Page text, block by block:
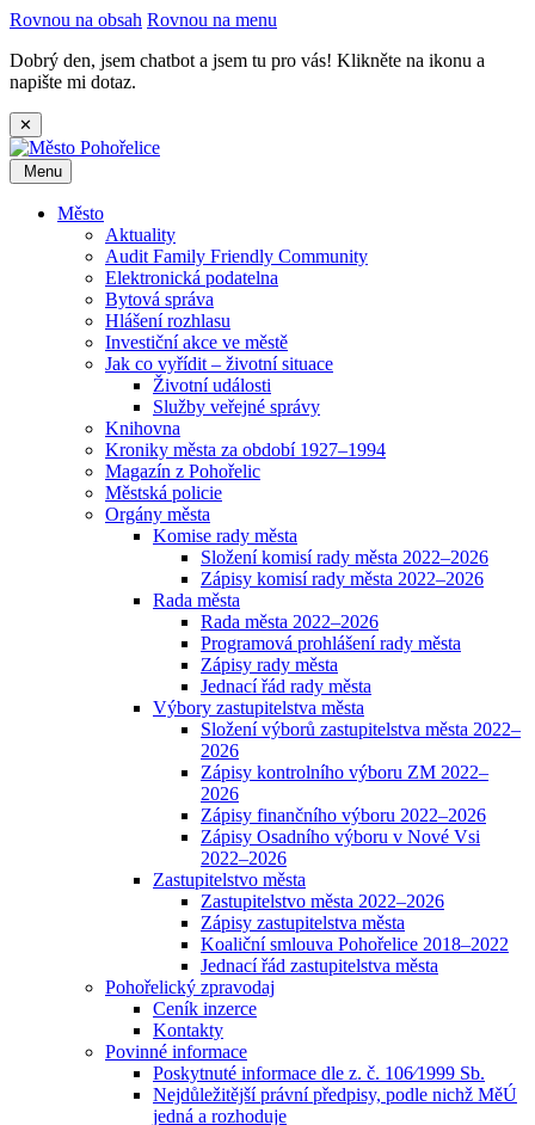
Rovnou na obsah Rovnou na menu
Dobrý den, jsem chatbot a jsem tu pro vás! Klikněte na ikonu a
napište mi dotaz.
✕
Menu
Město
Aktuality
Audit Family Friendly Community
Elektronická podatelna
Bytová správa
Hlášení rozhlasu
Investiční akce ve městě
Jak co vyřídit – životní situace
Životní události
Služby veřejné správy
Knihovna
Kroniky města za období 1927–1994
Magazín z Pohořelic
Městská policie
Orgány města
Komise rady města
Složení komisí rady města 2022–2026
Zápisy komisí rady města 2022–2026
Rada města
Rada města 2022–2026
Programová prohlášení rady města
Zápisy rady města
Jednací řád rady města
Výbory zastupitelstva města
Složení výborů zastupitelstva města 2022–
2026
Zápisy kontrolního výboru ZM 2022–
2026
Zápisy finančního výboru 2022–2026
Zápisy Osadního výboru v Nové Vsi
2022–2026
Zastupitelstvo města
Zastupitelstvo města 2022–2026
Zápisy zastupitelstva města
Koaliční smlouva Pohořelice 2018–2022
Jednací řád zastupitelstva města
Pohořelický zpravodaj
Ceník inzerce
Kontakty
Povinné informace
Poskytnuté informace dle z. č. 106⁄1999 Sb.
Nejdůležitější právní předpisy, podle nichž MěÚ
jedná a rozhoduje